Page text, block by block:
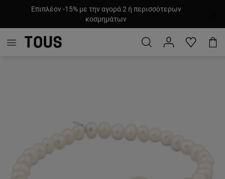
Επιπλέον -15% με την αγορά 2 ή περισσότερων
κοσμημάτων